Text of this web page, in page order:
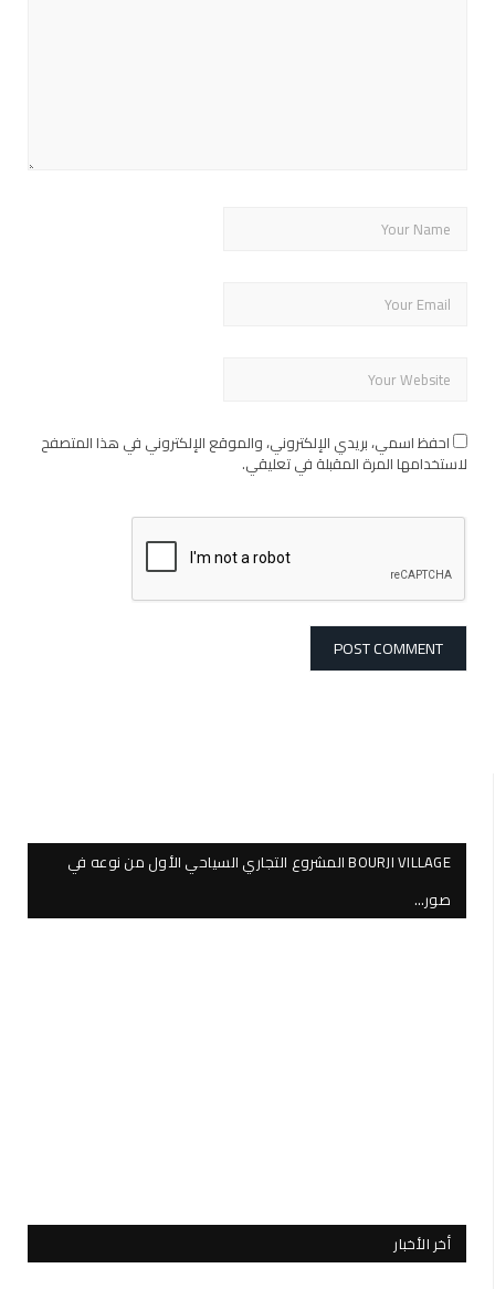
احفظ اسمي، بريدي الإلكتروني، والموقع الإلكتروني في هذا المتصفح
لاستخدامها المرة المقبلة في تعليقي.
BOURJI VILLAGE المشروع التجاري السياحي الأول من نوعه في
صور…
أخر الأخبار